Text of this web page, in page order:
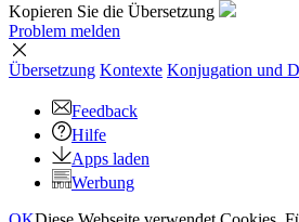
Kopieren Sie die Übersetzung
Problem melden
Übersetzung Kontexte Konjugation und
Feedback
Hilfe
Apps laden
Werbung